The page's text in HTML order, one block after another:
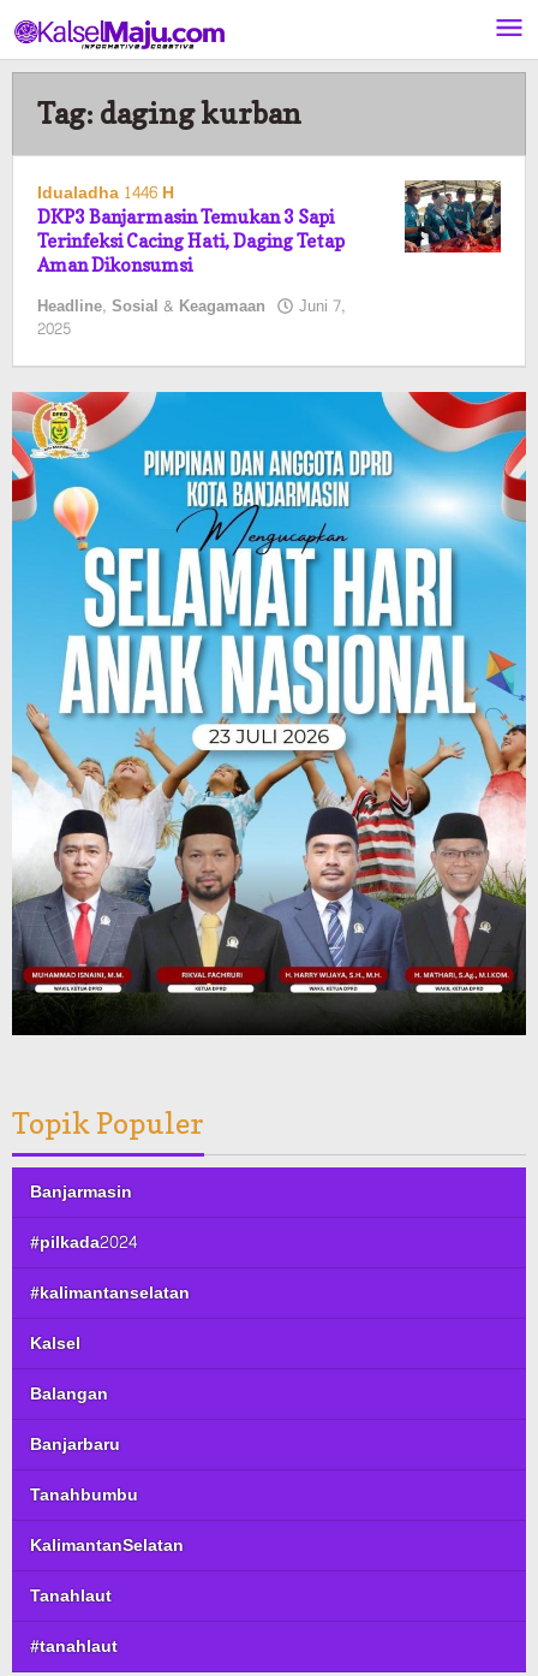
ke
konten
Tag: daging kurban
Idualadha 1446 H
DKP3 Banjarmasin Temukan 3 Sapi
Terinfeksi Cacing Hati, Daging Tetap
Aman Dikonsumsi
Headline, Sosial & Keagamaan Juni 7,
2025
Topik Populer
Banjarmasin
#pilkada2024
#kalimantanselatan
Kalsel
Balangan
Banjarbaru
Tanahbumbu
KalimantanSelatan
Tanahlaut
#tanahlaut